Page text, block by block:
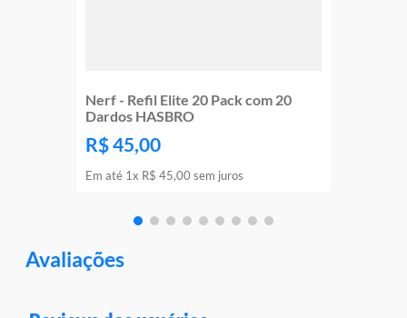
Nerf - Refil Elite 20 Pack com 20
Dardos HASBRO
R$45,00
Em até 1x R$ 45,00 sem juros
Avaliações